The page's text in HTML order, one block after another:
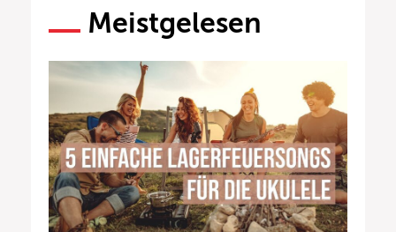
Meistgelesen